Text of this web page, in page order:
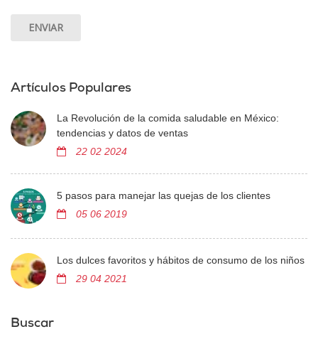
Artículos Populares
La Revolución de la comida saludable en México:
tendencias y datos de ventas
22 02 2024
5 pasos para manejar las quejas de los clientes
05 06 2019
Los dulces favoritos y hábitos de consumo de los niños
29 04 2021
Buscar